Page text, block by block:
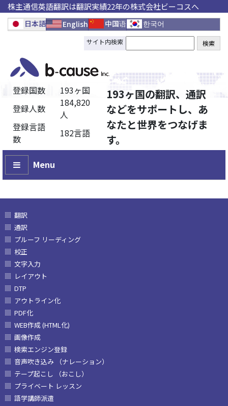
株主通信英語翻訳は翻訳実績22年の株式会社ビーコスへ